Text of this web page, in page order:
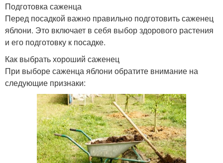
Подготовка саженца
Перед посадкой важно правильно подготовить саженец
яблони. Это включает в себя выбор здорового растения
и его подготовку к посадке.
Как выбрать хороший саженец
При выборе саженца яблони обратите внимание на
следующие признаки: